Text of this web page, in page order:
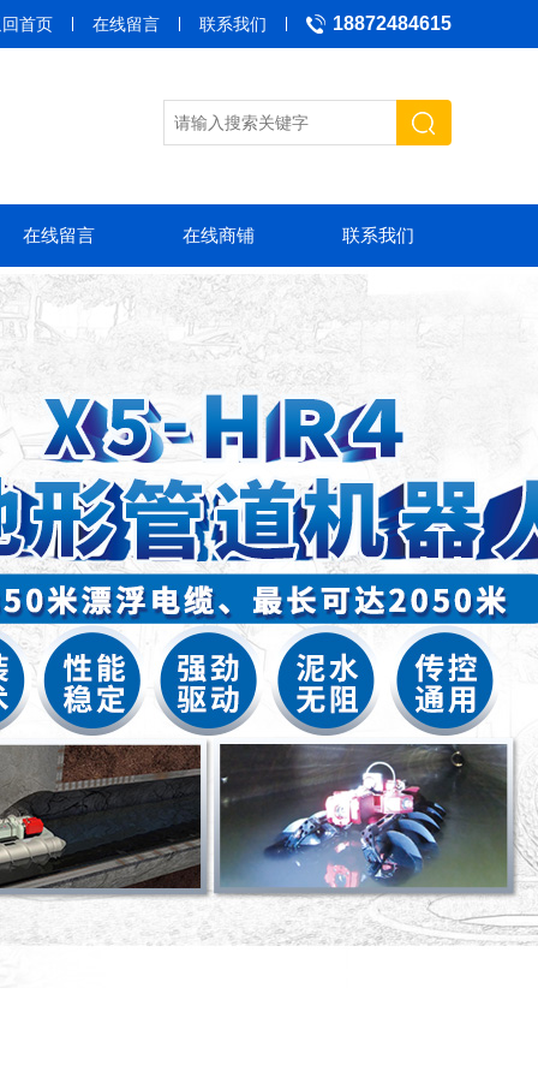
18872484615
首页 在线留言 联系我们
在线留言 在线商铺 联系我们